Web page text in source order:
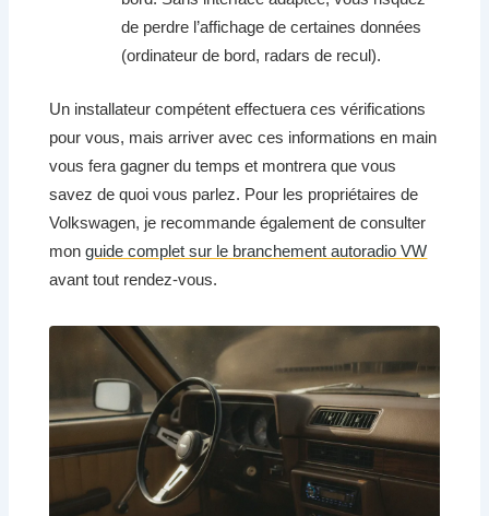
de perdre l’affichage de certaines données
(ordinateur de bord, radars de recul).
Un installateur compétent effectuera ces vérifications
pour vous, mais arriver avec ces informations en main
vous fera gagner du temps et montrera que vous
savez de quoi vous parlez. Pour les propriétaires de
Volkswagen, je recommande également de consulter
monguide complet sur le branchement autoradio VW
avant tout rendez-vous.